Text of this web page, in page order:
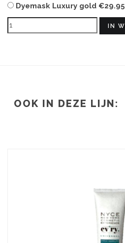
Dyemask Luxury gold €29.95
OOK IN DEZE LIJN: